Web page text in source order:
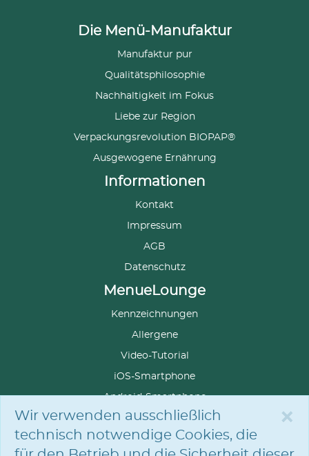
×
Wir verwenden ausschließlich
technisch notwendige Cookies, die
Die Menü-Manufaktur
Manufaktur pur
Qualitätsphilosophie
Nachhaltigkeit im Fokus
Liebe zur Region
Verpackungsrevolution BIOPAP®
Ausgewogene Ernährung
Informationen
Kontakt
Impressum
AGB
Datenschutz
MenueLounge
Kennzeichnungen
Allergene
Video-Tutorial
iOS-Smartphone
Android-Smartphone